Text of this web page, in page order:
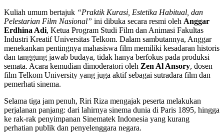
Kuliah umum bertajuk “Praktik Kurasi, Estetika Habitual, dan
Pelestarian Film Nasional” ini dibuka secara resmi oleh Anggar
Erdhina Adi, Ketua Program Studi Film dan Animasi Fakultas
Industri Kreatif Universitas Telkom. Dalam sambutannya, Anggar
menekankan pentingnya mahasiswa film memiliki kesadaran historis
dan tanggung jawab budaya, tidak hanya berfokus pada produksi
semata. Acara kemudian dimoderatori oleh Zen Al Ansory, dosen
film Telkom University yang juga aktif sebagai sutradara film dan
pemerhati sinema.
Selama tiga jam penuh, Riri Riza mengajak peserta melakukan
perjalanan panjang: dari lahirnya sinema dunia di Paris 1895, hingga
ke rak-rak penyimpanan Sinematek Indonesia yang kurang
perhatian publik dan penyelenggara negara.